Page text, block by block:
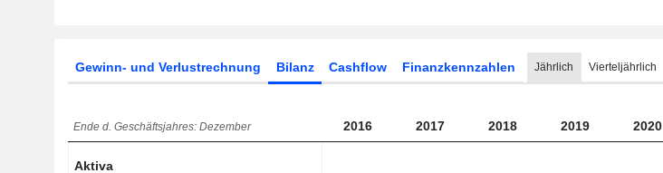
Gewinn- und Verlustrechnung Bilanz Cashflow Finanzkennzahlen Jährlich Vierteljährlich
Ende d. Geschäftsjahres: Dezember 2016 2017 2018 2019 2020
Aktiva